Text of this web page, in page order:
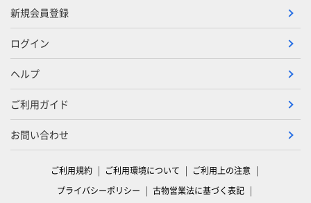
新規会員登録
ログイン
ヘルプ
ご利用ガイド
お問い合わせ
ご利用規約 ご利用環境について
ご利用上の注意
プライバシーポリシー
古物営業法に基づく表記